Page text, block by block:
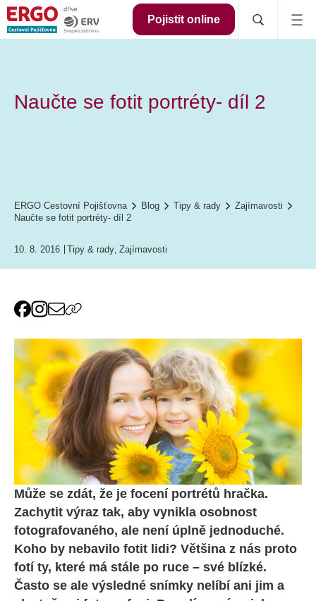
Pojistit online
Naučte se fotit portréty- díl 2
ERGO Cestovní Pojišťovna Blog Tipy & rady
Zajímavosti
Naučte se fotit portréty- díl 2
10. 8. 2016 Tipy & rady, Zajímavosti
Může se zdát, že je focení portrétů hračka.
Zachytit výraz tak, aby vynikla osobnost
fotografovaného, ale není úplně jednoduché.
Koho by nebavilo fotit lidi? Většina z nás proto
fotí ty, které má stále po ruce – své blízké.
Často se ale výsledné snímky nelíbí ani jim a